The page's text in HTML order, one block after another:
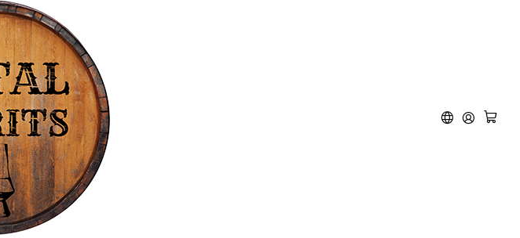
Despachamos a todo Chile.
|
Aberlour 12 Double Cask Matured
(40%vol. 700ml)
Quantity